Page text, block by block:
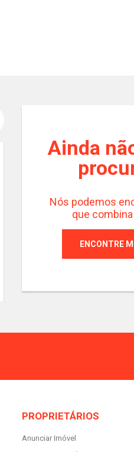
LançamentoAinda
Nós podemos
que
ENCONTRE
PROPRIETÁRIOS
Anunciar Imóvel